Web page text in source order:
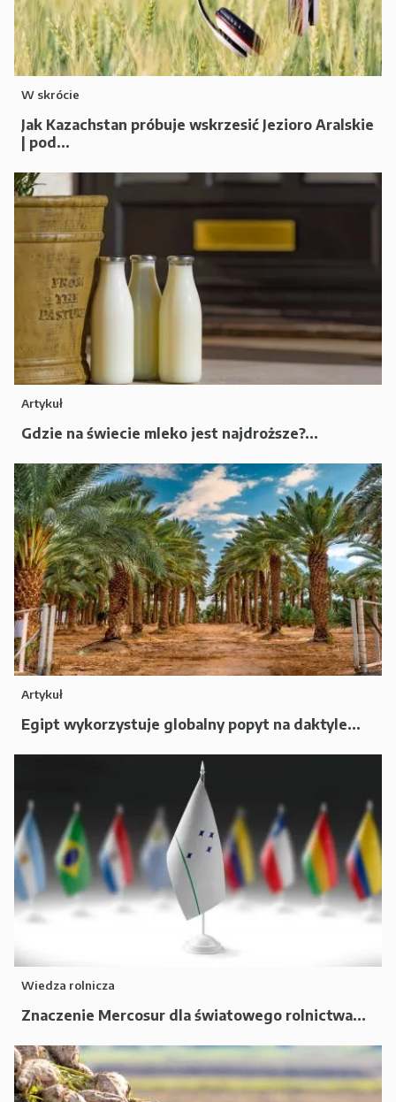
W skrócie
Jak Kazachstan próbuje wskrzesić Jezioro Aralskie
| pod...
Artykuł
Gdzie na świecie mleko jest najdroższe?...
Artykuł
Egipt wykorzystuje globalny popyt na daktyle...
Wiedza rolnicza
Znaczenie Mercosur dla światowego rolnictwa...